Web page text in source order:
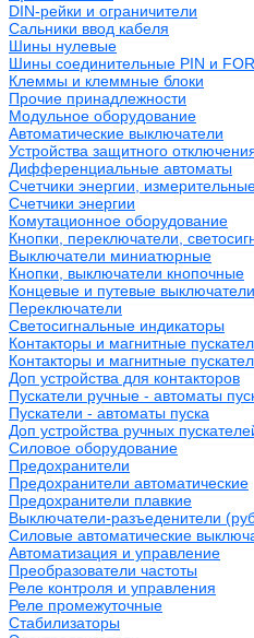
DIN-рейки и ограничители
Сальники ввод кабеля
Шины нулевые
Шины соединительные PIN и
Клеммы и клеммные блоки
Прочие принадлежности
Модульное оборудование
Автоматические выключатели
Устройства защитного
Дифференциальные автоматы
Счетчики энергии,
Счетчики энергии
Комутационное оборудование
Кнопки, переключатели,
Выключатели миниатюрные
Кнопки, выключатели кнопочные
Концевые и путевые выключатели
Переключатели
Светосигнальные индикаторы
Контакторы и магнитные
Контакторы и магнитные
Доп устройства для контакторов
Пускатели ручные - автоматы
Пускатели - автоматы пуска
Доп устройства ручных
Силовое оборудование
Предохранители
Предохранители автоматические
Предохранители плавкие
Выключатели-разъеденители
Силовые автоматические
Автоматизация и управление
Преобразователи частоты
Реле контроля и управления
Реле промежуточные
Стабилизаторы